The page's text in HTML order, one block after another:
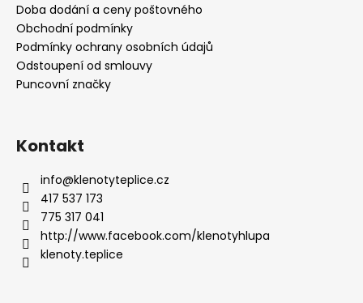
Doba dodání a ceny poštovného
Obchodní podmínky
Podmínky ochrany osobních údajů
Odstoupení od smlouvy
Puncovní značky
Kontakt
info@klenotyteplice.cz
417 537 173
775 317 041
http://www.facebook.com/klenotyhlupa
klenoty.teplice